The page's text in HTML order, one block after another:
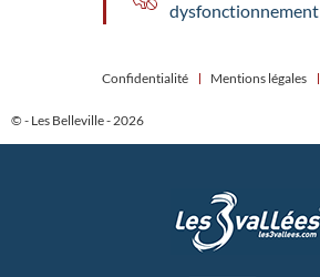
dysfonctionnement
© - Les Belleville - 2026
Confidentialité Mentions légales